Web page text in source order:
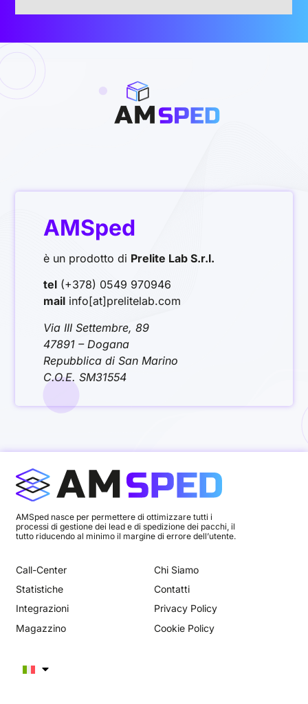
AMSped
è un prodotto di Prelite Lab S.r.l.
tel (+378) 0549 970946
mail info[at]prelitelab.com
Via III Settembre, 89
47891 – Dogana
Repubblica di San Marino
C.O.E. SM31554
AMSped nasce per permettere di ottimizzare tutti i
processi di gestione dei lead e di spedizione dei pacchi, il
tutto riducendo al minimo il margine di errore dell’utente.
Call-Center
Statistiche
Integrazioni
Magazzino
Chi Siamo
Contatti
Privacy Policy
Cookie Policy